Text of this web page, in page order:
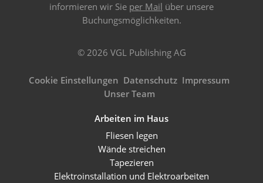
informieren wir Sie per Mail über unsere
Buchungsmöglichkeiten.
© 2026 VGL Publishing AG
Cookie Einstellungen Datenschutz Impressum
Unser Team
Arbeiten im Haus
Fliesen legen
Wände streichen
Tapezieren
Elektroinstallation und Elektroarbeiten